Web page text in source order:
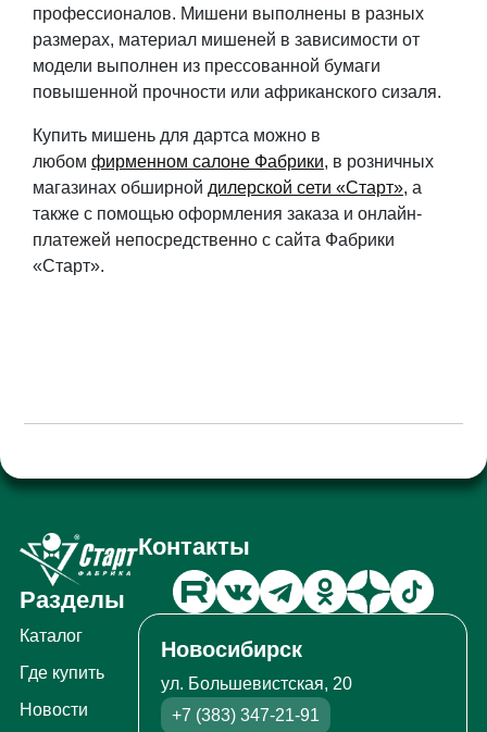
профессионалов. Мишени выполнены в разных
размерах, материал мишеней в зависимости от
модели выполнен из прессованной бумаги
повышенной прочности или африканского сизаля.
Купить мишень для дартса можно в
любом фирменном салоне Фабрики, в розничных
магазинах обширной дилерской сети «Старт», а
также с помощью оформления заказа и онлайн-
платежей непосредственно с сайта Фабрики
«Старт».
Разделы
Каталог
Где купить
Новости
Контакты
Новосибирск
ул. Большевистская, 20
+7 (383) 347-21-91